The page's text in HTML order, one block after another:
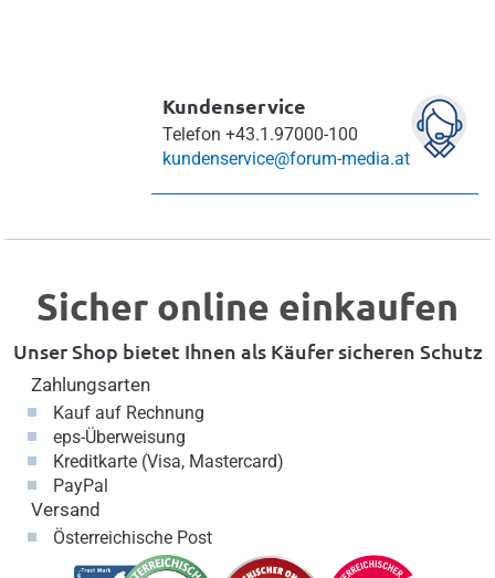
Kundenservice
Telefon +43.1.97000-100
kundenservice@forum-media.at
Sicher online einkaufen
Unser Shop bietet Ihnen als Käufer sicheren Schutz
Zahlungsarten
Kauf auf Rechnung
eps-Überweisung
Kreditkarte (Visa, Mastercard)
PayPal
Versand
Österreichische Post